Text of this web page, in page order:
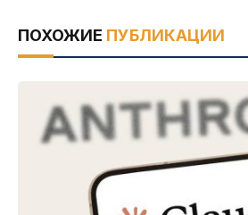
ПОХОЖИЕ ПУБЛИКАЦИИ